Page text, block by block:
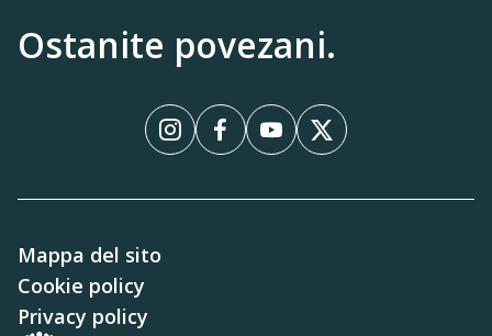
Ostanite povezani.
InstagramInstagram
FacebookFacebook
YouTubeYouTube
XX
Mappa del sito
Cookie policy
Privacy policy